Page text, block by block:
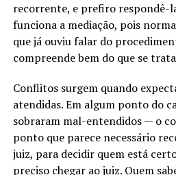
recorrente, e prefiro respondê-
funciona a mediação, pois
que já ouviu falar do
compreende bem do que se
Conflitos surgem quando
atendidas. Em algum ponto do
sobraram mal-entendidos — o
ponto que parece necessário
juiz, para decidir quem está
preciso chegar ao juiz. Quem